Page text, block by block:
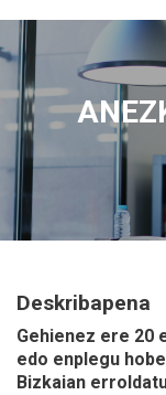
Deskribapena
Gehienez ere 20
edo enplegu
Bizkaian